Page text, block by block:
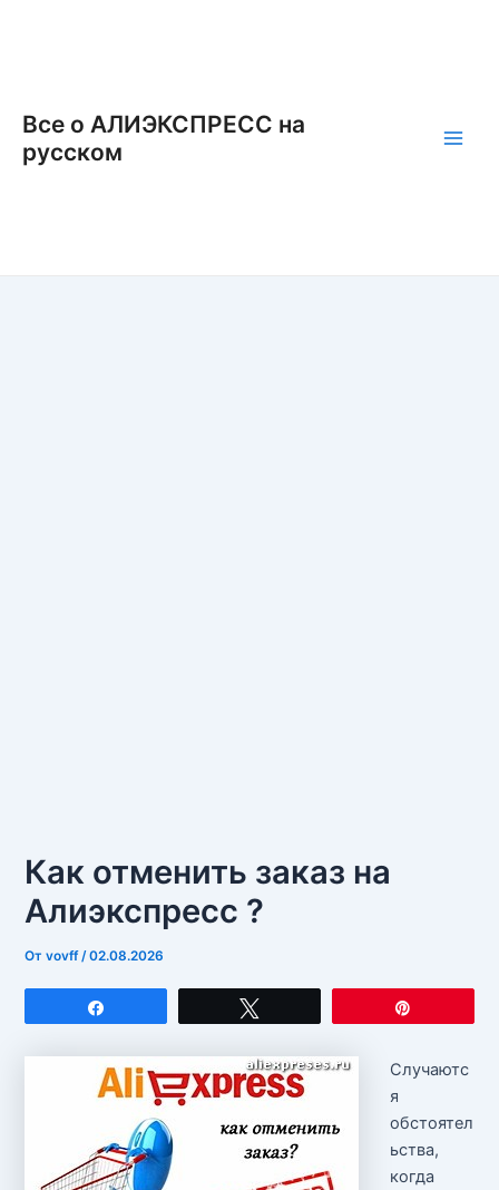
Все о АЛИЭКСПРЕСС на
русском
Как отменить заказ на
Алиэкспресс ?
Отvovff /02.08.2026
Случаютс
я
обстоятел
ьства,
когда